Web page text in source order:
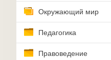
Окружающий мир
Педагогика
Правоведение